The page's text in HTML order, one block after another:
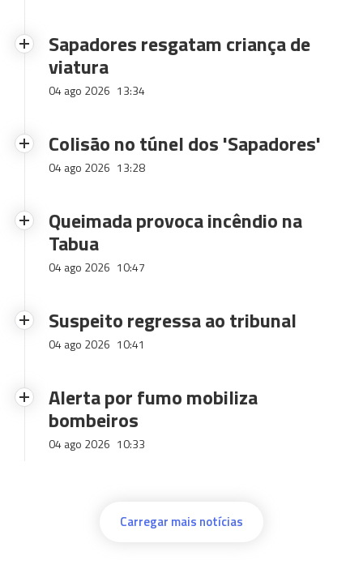
Sapadores resgatam criança de
viatura
04 ago 2026 13:34
Colisão no túnel dos 'Sapadores'
04 ago 2026 13:28
Queimada provoca incêndio na
Tabua
04 ago 2026 10:47
Suspeito regressa ao tribunal
04 ago 2026 10:41
Alerta por fumo mobiliza
bombeiros
04 ago 2026 10:33
Carregar mais notícias